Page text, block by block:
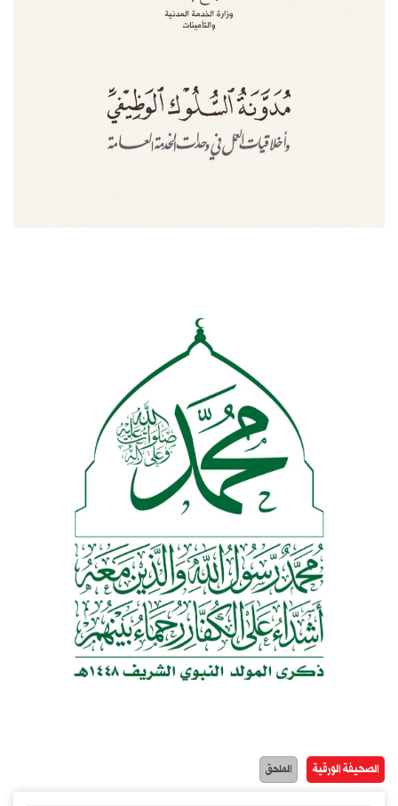
الصحيفة الورقية الملحق